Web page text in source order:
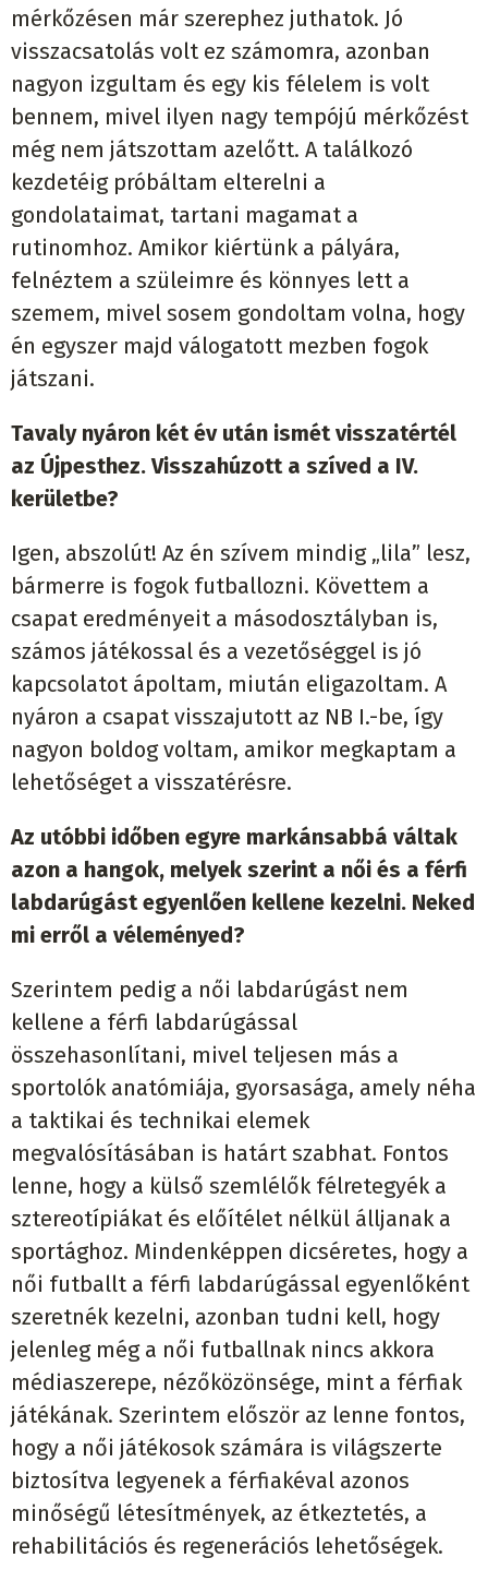
mérkőzésen már szerephez juthatok. Jó
visszacsatolás volt ez számomra, azonban
nagyon izgultam és egy kis félelem is volt
bennem, mivel ilyen nagy tempójú mérkőzést
még nem játszottam azelőtt. A találkozó
kezdetéig próbáltam elterelni a
gondolataimat, tartani magamat a
rutinomhoz. Amikor kiértünk a pályára,
felnéztem a szüleimre és könnyes lett a
szemem, mivel sosem gondoltam volna, hogy
én egyszer majd válogatott mezben fogok
játszani.
Tavaly nyáron két év után ismét visszatértél
az Újpesthez. Visszahúzott a szíved a IV.
kerületbe?
Igen, abszolút! Az én szívem mindig „lila” lesz,
bármerre is fogok futballozni. Követtem a
csapat eredményeit a másodosztályban is,
számos játékossal és a vezetőséggel is jó
kapcsolatot ápoltam, miután eligazoltam. A
nyáron a csapat visszajutott az NB I.-be, így
nagyon boldog voltam, amikor megkaptam a
lehetőséget a visszatérésre.
Az utóbbi időben egyre markánsabbá váltak
azon a hangok, melyek szerint a női és a férfi
labdarúgást egyenlően kellene kezelni. Neked
mi erről a véleményed?
Szerintem pedig a női labdarúgást nem
kellene a férfi labdarúgással
összehasonlítani, mivel teljesen más a
sportolók anatómiája, gyorsasága, amely néha
a taktikai és technikai elemek
megvalósításában is határt szabhat. Fontos
lenne, hogy a külső szemlélők félretegyék a
sztereotípiákat és előítélet nélkül álljanak a
sportághoz. Mindenképpen dicséretes, hogy a
női futballt a férfi labdarúgással egyenlőként
szeretnék kezelni, azonban tudni kell, hogy
jelenleg még a női futballnak nincs akkora
médiaszerepe, nézőközönsége, mint a férfiak
játékának. Szerintem először az lenne fontos,
hogy a női játékosok számára is világszerte
biztosítva legyenek a férfiakéval azonos
minőségű létesítmények, az étkeztetés, a
rehabilitációs és regenerációs lehetőségek.